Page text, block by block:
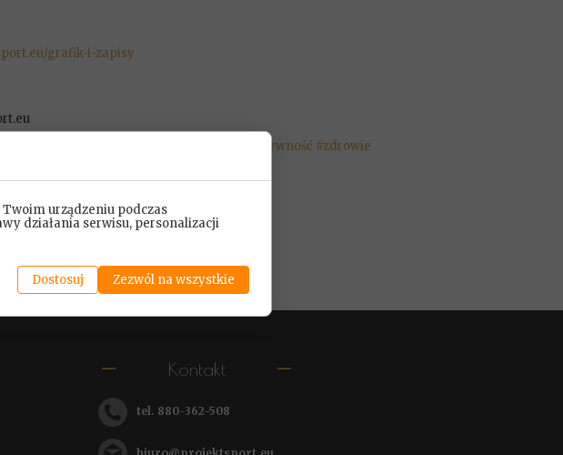
grafik-i-zapisy
#aktywność #zdrowie
tel. 880-362-508
Kontakt
urządzeniu podczas
działania serwisu, personalizacji
Dostosuj Zezwól na wszystkie